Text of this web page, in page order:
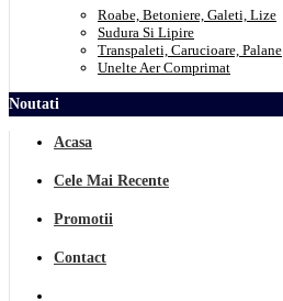
Roabe, Betoniere, Galeti, Lize
Sudura Si Lipire
Transpaleti, Carucioare, Palane
Unelte Aer Comprimat
Noutati
Acasa
Cele Mai Recente
Promotii
Contact